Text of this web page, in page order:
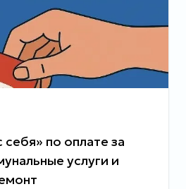
по оплате за
услуги и